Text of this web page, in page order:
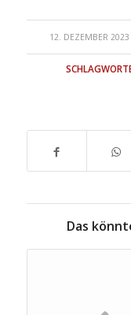
12. DEZEMBER 2023
/
Das